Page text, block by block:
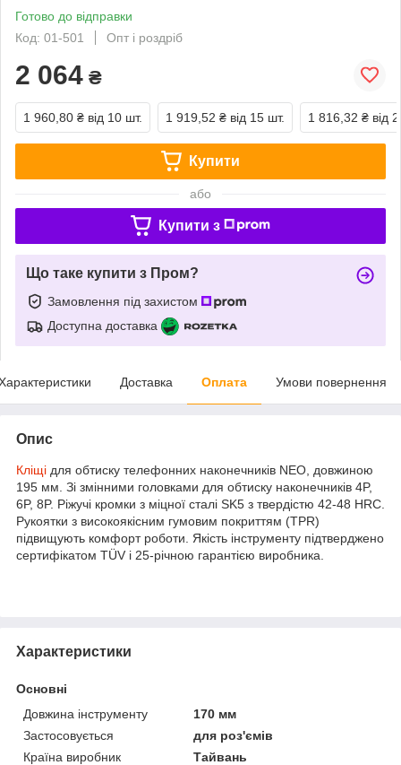
Готово до відправки
Код: 01-501
Опт і роздріб
2 064 ₴
1 960,80 ₴ від 10 шт. 1 919,52 ₴ від 15 шт. 1 816,32 ₴ від
Купити
або
Купити з
Що таке купити з Пром?
Замовлення під захистом
Доступна доставка
Доставка Оплата Умови повернення
Опис
Кліщі для обтиску телефонних наконечників NEO, довжиною
195 мм. Зі змінними головками для обтиску наконечників 4P,
6P, 8P. Ріжучі кромки з міцної сталі SK5 з твердістю 42-48 HRC.
Рукоятки з високоякісним гумовим покриттям (TPR)
підвищують комфорт роботи. Якість інструменту підтверджено
сертифікатом TÜV і 25-річною гарантією виробника.
Характеристики
Основні
Довжина інструменту
170 мм
Застосовується
для роз'ємів
Країна виробник
Тайвань